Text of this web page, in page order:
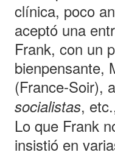
clínica, poco
aceptó una
Frank, con un
bienpensante,
(France-Soir),
socialistas,
Lo que Frank
insistió en